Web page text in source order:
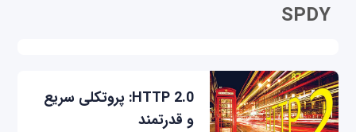
SPDY
HTTP 2.0: پروتکلی سریع
و قدرتمند